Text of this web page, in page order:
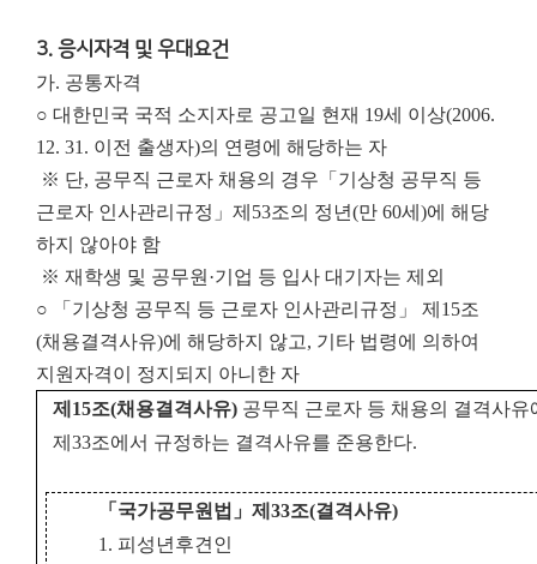
3. 응시자격 및 우대요건
가. 공통자격
○ 대한민국 국적 소지자로 공고일 현재 19세 이상(2006.
12. 31. 이전 출생자)의 연령에 해당하는 자
※ 단, 공무직 근로자 채용의 경우「기상청 공무직 등
근로자 인사관리규정」제53조의 정년(만 60세)에 해당
하지 않아야 함
※ 재학생 및 공무원·기업 등 입사 대기자는 제외
○ 「기상청 공무직 등 근로자 인사관리규정」 제15조
(채용결격사유)에 해당하지 않고, 기타 법령에 의하여
지원자격이 정지되지 아니한 자
제 15조(채용결격사유) 공무직 근로자 등 채용의 결격사
제33조에서 규정하는 결격사유를 준용한다.
「 국가공무원법 」제33조(결격사유)
1. 피성년후견인